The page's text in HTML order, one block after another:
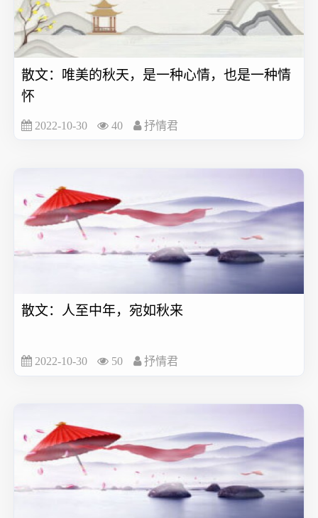
散文：唯美的秋天，是一种心情，也是一种情
怀
2022-10-30 40 抒情君
散文：人至中年，宛如秋来
2022-10-30 50 抒情君